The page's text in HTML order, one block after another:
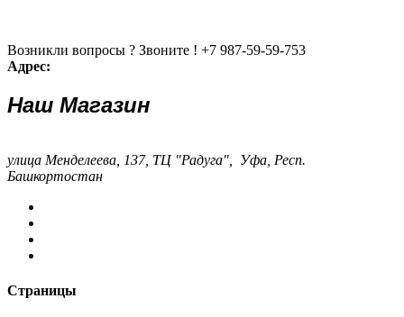
Возникли вопросы ? Звоните ! +7 987-59-59-753
Адрес:
Наш Магазин
улица Менделеева, 137, ТЦ "Радуга", Уфа, Респ.
Башкортостан
Страницы